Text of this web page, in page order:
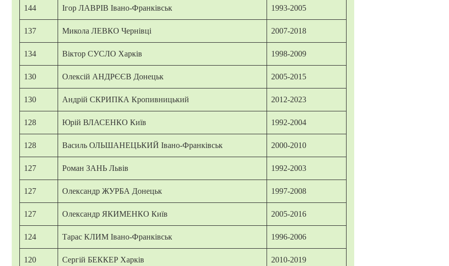
144 Ігор ЛАВРІВ Івано-Франківськ 1993-2005
137 Микола ЛЕВКО Чернівці 2007-2018
134 Віктор СУСЛО Харків 1998-2009
130 Олексій АНДРЄЄВ Донецьк 2005-2015
130 Андрій СКРИПКА Кропивницький 2012-2023
128 Юрій ВЛАСЕНКО Київ 1992-2004
128 Василь ОЛЬШАНЕЦЬКИЙ Івано-Франківськ 2000-2010
127 Роман ЗАНЬ Львів 1992-2003
127 Олександр ЖУРБА Донецьк 1997-2008
127 Олександр ЯКИМЕНКО Київ 2005-2016
124 Тарас КЛИМ Івано-Франківськ 1996-2006
120 Сергій БЕККЕР Харків 2010-2019